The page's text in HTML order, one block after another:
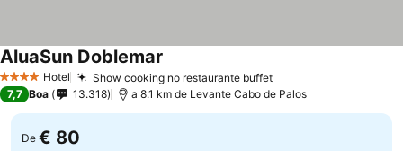
4 EstrelasHotel Show cooking no restaurante buffetVer preços
AluaSun Doblemar
7,7 Boa 13.318 a 8.1 km de Levante Cabo de Palos
De € 80